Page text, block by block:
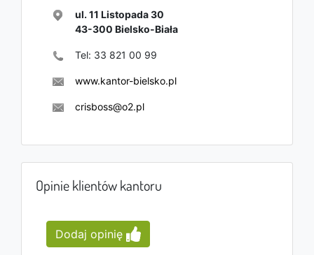
ul. 11 Listopada 30
43-300 Bielsko-Biała
Tel: 33 821 00 99
www.kantor-bielsko.pl
crisboss@o2.pl
Opinie klientów kantoru
Dodaj opinię